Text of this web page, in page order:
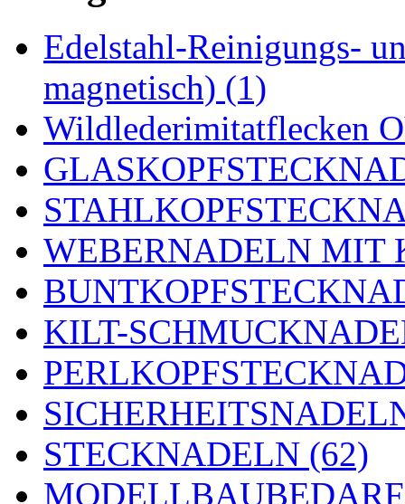
Edelstahl-Reinigungs-
magnetisch) (1)
Wildlederimitatflecken
WEBERNADELN MIT
KILT-
STECKNADELN (62)